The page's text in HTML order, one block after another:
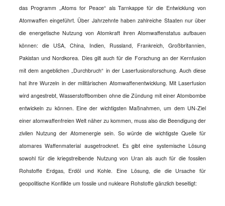
das Programm „Atoms for Peace“ als Tarnkappe für die Entwicklung von
Atomwaffen eingeführt. Über Jahrzehnte haben zahlreiche Staaten nur über
die energetische Nutzung von Atomkraft ihren Atomwaffenstatus aufbauen
können: die USA, China, Indien, Russland, Frankreich, Großbritannien,
Pakistan und Nordkorea. Dies gilt auch für die Forschung an der Kernfusion
mit dem angeblichen „Durchbruch“ in der Laserfusionsforschung. Auch diese
hat ihre Wurzeln in der militärischen Atomwaffenentwicklung. Mit Laserfusion
wird angestrebt, Wasserstoffbomben ohne die Zündung mit einer Atombombe
entwickeln zu können. Eine der wichtigsten Maßnahmen, um dem UN-Ziel
einer atomwaffenfreien Welt näher zu kommen, muss also die Beendigung der
zivilen Nutzung der Atomenergie sein. So würde die wichtigste Quelle für
atomares Waffenmaterial ausgetrocknet. Es gibt eine systemische Lösung
sowohl für die kriegstreibende Nutzung von Uran als auch für die fossilen
Rohstoffe Erdgas, Erdöl und Kohle. Eine Lösung, die die Ursache für
geopolitische Konflikte um fossile und nukleare Rohstoffe gänzlich beseitigt: